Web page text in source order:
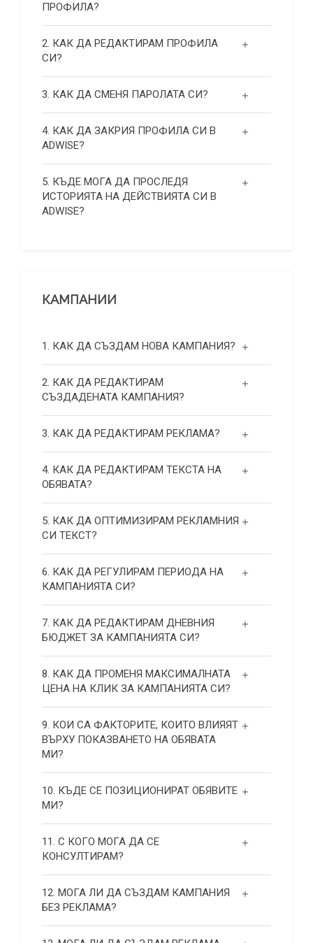
ПРОФИЛА?
2. КАК ДА РЕДАКТИРАМ ПРОФИЛА
СИ?
3. КАК ДА СМЕНЯ ПАРОЛАТА СИ?
4. КАК ДА ЗАКРИЯ ПРОФИЛА СИ В
ADWISE?
5. КЪДЕ МОГА ДА ПРОСЛЕДЯ
ИСТОРИЯТА НА ДЕЙСТВИЯТА СИ В
ADWISE?
КАМПАНИИ
1. КАК ДА СЪЗДАМ НОВА КАМПАНИЯ?
2. КАК ДА РЕДАКТИРАМ
СЪЗДАДЕНАТА КАМПАНИЯ?
3. КАК ДА РЕДАКТИРАМ РЕКЛАМА?
4. КАК ДА РЕДАКТИРАМ ТЕКСТА НА
ОБЯВАТА?
5. КАК ДА ОПТИМИЗИРАМ РЕКЛАМНИЯ
СИ ТЕКСТ?
6. КАК ДА РЕГУЛИРАМ ПЕРИОДА НА
КАМПАНИЯТА СИ?
7. КАК ДА РЕДАКТИРАМ ДНЕВНИЯ
БЮДЖЕТ ЗА КАМПАНИЯТА СИ?
8. КАК ДА ПРОМЕНЯ МАКСИМАЛНАТА
ЦЕНА НА КЛИК ЗА КАМПАНИЯТА СИ?
9. КОИ СА ФАКТОРИТЕ, КОИТО ВЛИЯЯТ
ВЪРХУ ПОКАЗВАНЕТО НА ОБЯВАТА
МИ?
10. КЪДЕ СЕ ПОЗИЦИОНИРАТ ОБЯВИТЕ
МИ?
11. С КОГО МОГА ДА СЕ
КОНСУЛТИРАМ?
12. МОГА ЛИ ДА СЪЗДАМ КАМПАНИЯ
БЕЗ РЕКЛАМА?